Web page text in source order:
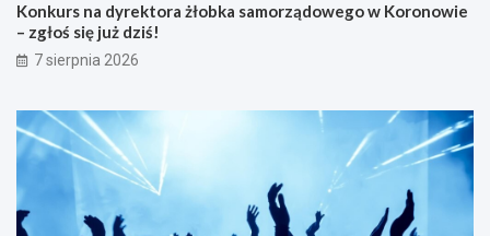
Konkurs na dyrektora żłobka samorządowego w Koronowie
– zgłoś się już dziś!
7 sierpnia 2026